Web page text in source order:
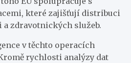
které zajišťují distribuci
zdravotnických služeb.
v těchto operacích
rychlosti analýzy dat